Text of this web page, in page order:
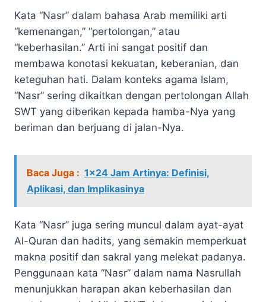
Kata “Nasr” dalam bahasa Arab memiliki arti
“kemenangan,” “pertolongan,” atau
“keberhasilan.” Arti ini sangat positif dan
membawa konotasi kekuatan, keberanian, dan
keteguhan hati. Dalam konteks agama Islam,
“Nasr” sering dikaitkan dengan pertolongan Allah
SWT yang diberikan kepada hamba-Nya yang
beriman dan berjuang di jalan-Nya.
Baca Juga : 1x24 Jam Artinya: Definisi,
Aplikasi, dan Implikasinya
Kata “Nasr” juga sering muncul dalam ayat-ayat
Al-Quran dan hadits, yang semakin memperkuat
makna positif dan sakral yang melekat padanya.
Penggunaan kata “Nasr” dalam nama Nasrullah
menunjukkan harapan akan keberhasilan dan